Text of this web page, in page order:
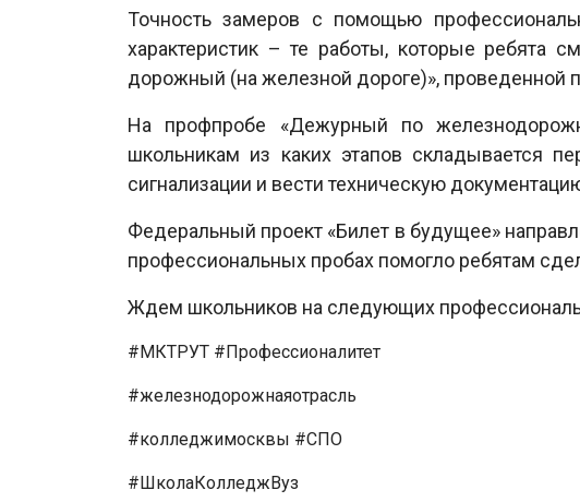
Точность замеров с помощью
характеристик – те работы, которые ребята
дорожный (на железной дороге)», проведенной
На профпробе «Дежурный по
школьникам из каких этапов складывается
сигнализации и вести техническую
Федеральный проект «Билет в будущее»
профессиональных пробах помогло ребятам
Ждем школьников на следующих
#МКТРУТ #Профессионалитет
#железнодорожнаяотрасль
#колледжимосквы #СПО
#ШколаКолледжВуз